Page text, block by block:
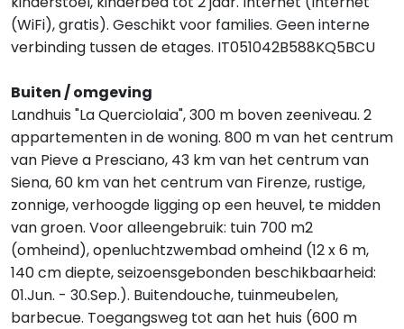
(WiFi), gratis). Geschikt voor families. Geen interne
verbinding tussen de etages. IT051042B588KQ5BCU
Buiten / omgeving
Landhuis "La Querciolaia", 300 m boven zeeniveau. 2
appartementen in de woning. 800 m van het centrum
van Pieve a Presciano, 43 km van het centrum van
Siena, 60 km van het centrum van Firenze, rustige,
zonnige, verhoogde ligging op een heuvel, te midden
van groen. Voor alleengebruik: tuin 700 m2
(omheind), openluchtzwembad omheind (12 x 6 m,
140 cm diepte, seizoensgebonden beschikbaarheid:
01.Jun. - 30.Sep.). Buitendouche, tuinmeubelen,
barbecue. Toegangsweg tot aan het huis (600 m